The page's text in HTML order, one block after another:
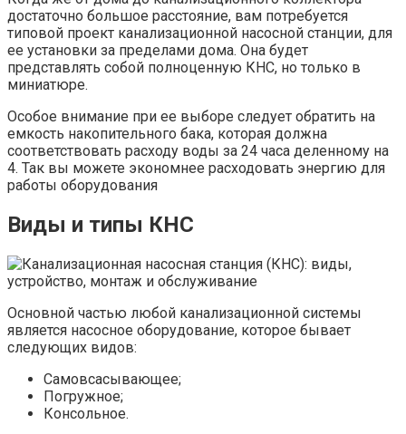
достаточно большое расстояние, вам потребуется
типовой проект канализационной насосной станции, для
ее установки за пределами дома. Она будет
представлять собой полноценную КНС, но только в
миниатюре.
Особое внимание при ее выборе следует обратить на
емкость накопительного бака, которая должна
соответствовать расходу воды за 24 часа деленному на
4. Так вы можете экономнее расходовать энергию для
работы оборудования
Виды и типы КНС
Основной частью любой канализационной системы
является насосное оборудование, которое бывает
следующих видов:
Самовсасывающее;
Погружное;
Консольное.